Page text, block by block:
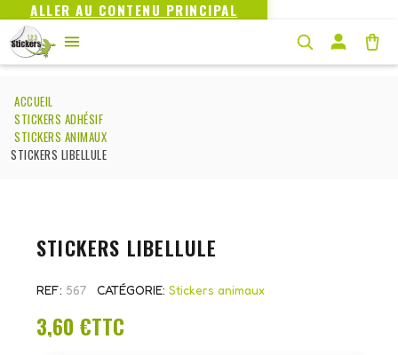
ALLER AU CONTENU PRINCIPAL
ACCUEIL
STICKERS ADHÉSIF
STICKERS ANIMAUX
STICKERS LIBELLULE
STICKERS LIBELLULE
REF 567 CATÉGORIE Stickers animaux
3,60 €TTC